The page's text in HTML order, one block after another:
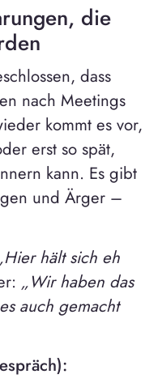
die
dass
nach Meetings
kommt es vor,
erst so spät,
kann. Es gibt
und Ärger –
hält sich eh
„Wir haben das
auch gemacht